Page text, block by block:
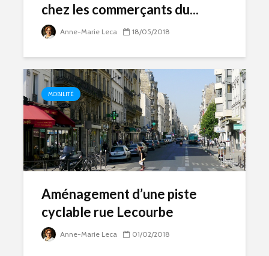
chez les commerçants du...
Anne-Marie Leca 18/05/2018
MOBILITÉ
Aménagement d’une piste
cyclable rue Lecourbe
Anne-Marie Leca 01/02/2018